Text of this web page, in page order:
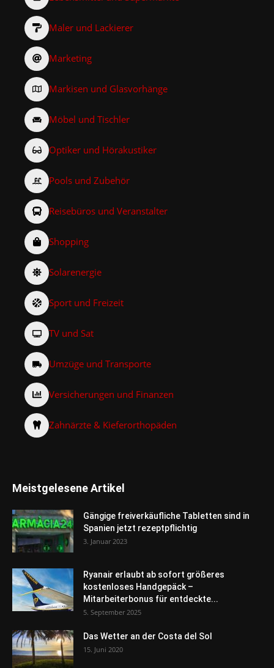
Maler und Lackierer
Marketing
Markisen und Glasvorhänge
Möbel und Tischler
Optiker und Hörakustiker
Pools und Zubehör
Reisebüros und Veranstalter
Shopping
Solarenergie
Sport und Freizeit
TV und Sat
Umzüge und Transporte
Versicherungen und Finanzen
Zahnärzte & Kieferorthopäden
Meistgelesene Artikel
Gängige freiverkäufliche Tabletten sind in
Spanien jetzt rezeptpflichtig
3. Januar 2023
Ryanair erlaubt ab sofort größeres
kostenloses Handgepäck –
Mitarbeiterbonus für entdeckte...
5. September 2025
Das Wetter an der Costa del Sol
15. Juni 2020